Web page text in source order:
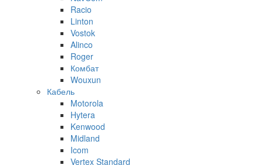
Racio
Linton
Vostok
Alinco
Roger
Комбат
Wouxun
Кабель
Motorola
Hytera
Kenwood
Midland
Icom
Vertex Standard